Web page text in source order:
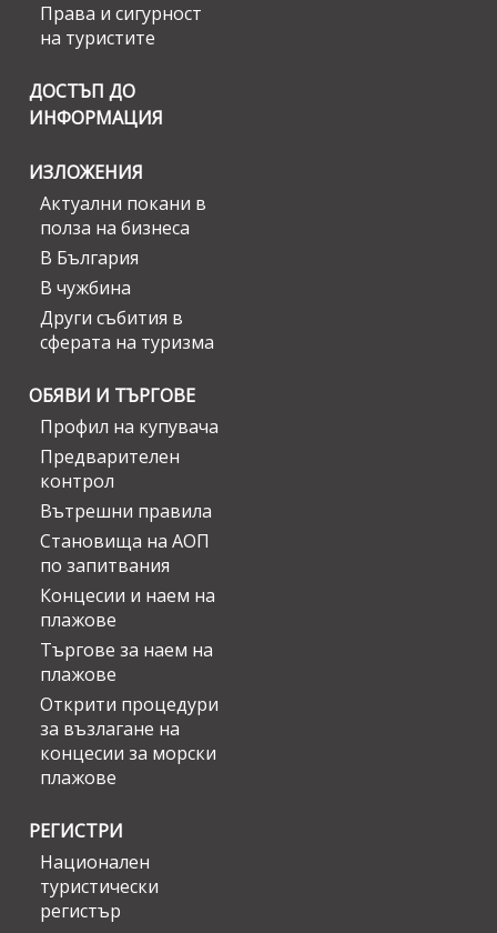
Права и сигурност
на туристите
ДОСТЪП ДО
ИНФОРМАЦИЯ
ИЗЛОЖЕНИЯ
Актуални покани в
полза на бизнеса
В България
В чужбина
Други събития в
сферата на туризма
ОБЯВИ И ТЪРГОВЕ
Профил на купувача
Предварителен
контрол
Вътрешни правила
Становища на АОП
по запитвания
Концесии и наем на
плажове
Търгове за наем на
плажове
Открити процедури
за възлагане на
концесии за морски
плажове
РЕГИСТРИ
Национален
туристически
регистър